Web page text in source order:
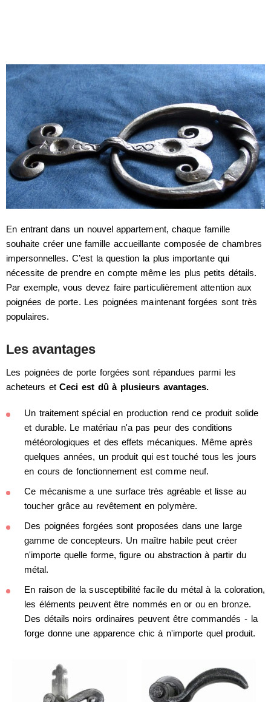
En entrant dans un nouvel appartement, chaque famille
souhaite créer une famille accueillante composée de chambres
impersonnelles. C’est la question la plus importante qui
nécessite de prendre en compte même les plus petits détails.
Par exemple, vous devez faire particulièrement attention aux
poignées de porte. Les poignées maintenant forgées sont très
populaires.
Les avantages
Les poignées de porte forgées sont répandues parmi les
acheteurs etCeci est dû à plusieurs avantages.
Un traitement spécial en production rend ce produit solide
et durable. Le matériau n'a pas peur des conditions
météorologiques et des effets mécaniques. Même après
quelques années, un produit qui est touché tous les jours
en cours de fonctionnement est comme neuf.
Ce mécanisme a une surface très agréable et lisse au
toucher grâce au revêtement en polymère.
Des poignées forgées sont proposées dans une large
gamme de concepteurs. Un maître habile peut créer
n'importe quelle forme, figure ou abstraction à partir du
métal.
En raison de la susceptibilité facile du métal à la coloration,
les éléments peuvent être nommés en or ou en bronze.
Des détails noirs ordinaires peuvent être commandés - la
forge donne une apparence chic à n'importe quel produit.